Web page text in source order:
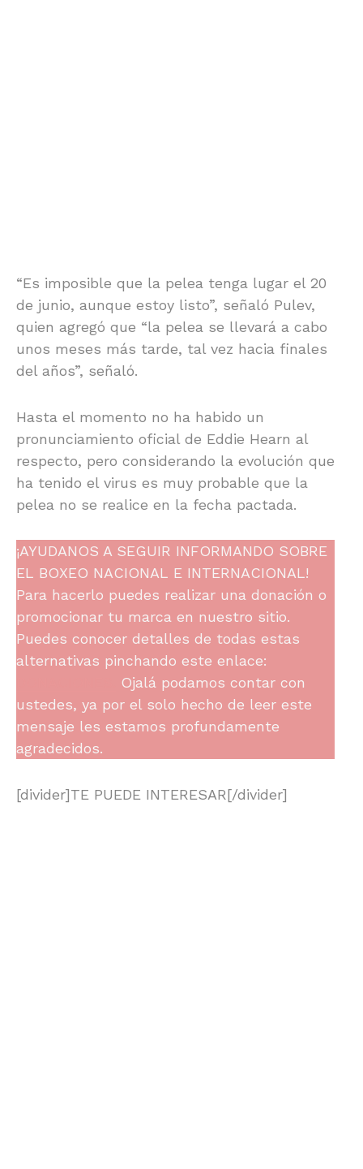
“Es imposible que la pelea tenga lugar el 20
de junio, aunque estoy listo”, señaló Pulev,
quien agregó que “la pelea se llevará a cabo
unos meses más tarde, tal vez hacia finales
del años”, señaló.
Hasta el momento no ha habido un
pronunciamiento oficial de Eddie Hearn al
respecto, pero considerando la evolución que
ha tenido el virus es muy probable que la
pelea no se realice en la fecha pactada.
¡AYUDANOS A SEGUIR INFORMANDO SOBRE
EL BOXEO NACIONAL E INTERNACIONAL!
Para hacerlo puedes realizar una donación o
promocionar tu marca en nuestro sitio.
Puedes conocer detalles de todas estas
alternativas pinchando este enlace:
Ojalá podamos contar con
ustedes, ya por el solo hecho de leer este
mensaje les estamos profundamente
agradecidos.
[divider]TE PUEDE INTERESAR[/divider]